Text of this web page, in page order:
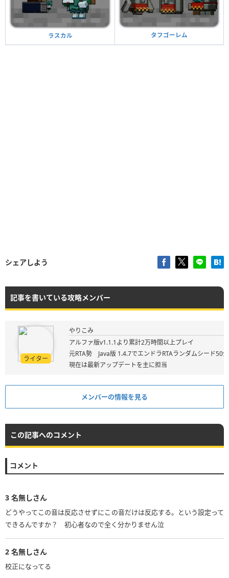
ラスカル タフゴーレム
シェアしよう
記事を書いている攻略メンバー
ライター
やりこみ
アルファ版v1.1.1より累計2万時間以上プレイ
元RTA勢 Java版 1.4.7でエンドラRTAランダムシード50
現在は最新アップデートを主に担当
メンバーの情報を見る
この記事へのコメント
コメント
3 名無しさん
どうやってこの音は反応させずにこの音だけは反応する。という設定って
できるんですか？ 初心者なので全く分かりません泣
2 名無しさん
校正になってる